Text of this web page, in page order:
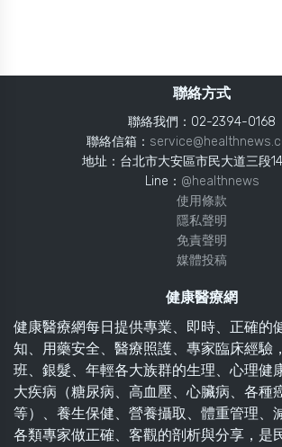
聯絡方式
聯絡我們：02-2394-0168
聯絡信箱：
地址：台北市大安區市民大道三段
Line： @healthnews
使用條款
隱私聲明
免責聲明
媒體投稿
健康醫療網
健康醫療網每日提供專業、即時、正確的
知、用藥安全、醫療照護、專家臨床經驗
班、銀髮、年輕各大族群的生理、心理健
大疾病（糖尿病、高血壓、心臟病、各種
等）、養生保健、營養攝取、體重管理、
各類專家做正確、客觀的剖析與分享，是